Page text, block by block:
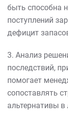
быть способна
поступлений
дефицит
3. Анализ
последствий,
помогает
сопоставлять
альтернативы